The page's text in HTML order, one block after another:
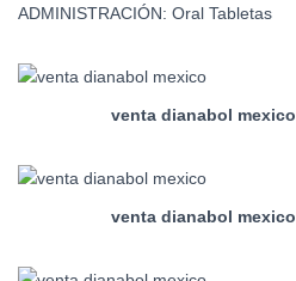
ADMINISTRACIÓN: Oral Tabletas
venta dianabol mexico
venta dianabol mexico